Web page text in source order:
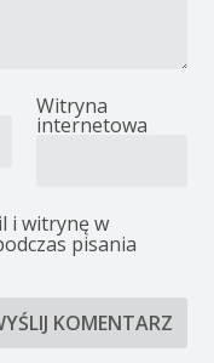
Witryna
internetowa
i witrynę w
pisania